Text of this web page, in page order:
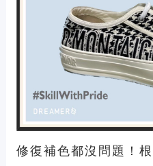
修復補色都沒問題！